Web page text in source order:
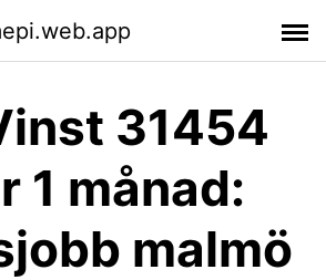
31454
1 månad:
malmö